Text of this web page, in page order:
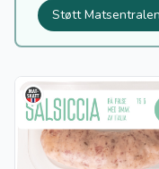
Støtt Matsentralen
Vis flere detaljer for